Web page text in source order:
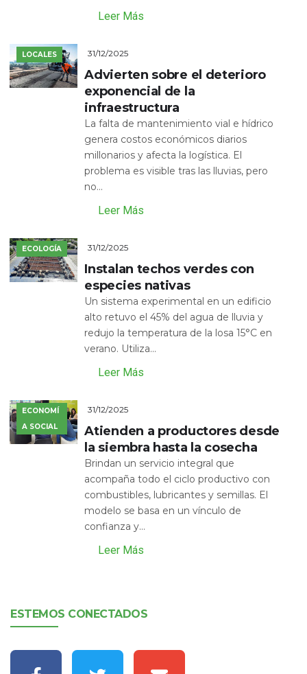
Leer Más
LOCALES 31/12/2025
Advierten sobre el deterioro
exponencial de la
infraestructura
La falta de mantenimiento vial e hídrico
genera costos económicos diarios
millonarios y afecta la logística. El
problema es visible tras las lluvias, pero
no...
Leer Más
ECOLOGÍA 31/12/2025
Instalan techos verdes con
especies nativas
Un sistema experimental en un edificio
alto retuvo el 45% del agua de lluvia y
redujo la temperatura de la losa 15°C en
verano. Utiliza...
Leer Más
ECONOMÍ
A SOCIAL
31/12/2025
Atienden a productores desde
la siembra hasta la cosecha
Brindan un servicio integral que
acompaña todo el ciclo productivo con
combustibles, lubricantes y semillas. El
modelo se basa en un vínculo de
confianza y...
Leer Más
ESTEMOS CONECTADOS